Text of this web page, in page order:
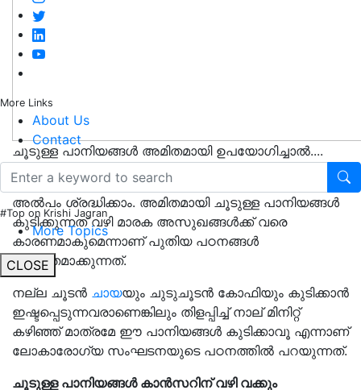
More Links
About Us
Contact
#Top on Krishi Jagran
More Topics
CLOSE
ചൂടുള്ള പാനിയങ്ങൾ അമിതമായി ഉപയോഗിച്ചാൽ....
എന്തും നല്ല ചൂടോടെ കഴിക്കാൻ ഇഷ്ടപ്പെടുന്നവർ ഇനി
അൽപം ശ്രദ്ധിക്കാം. അമിതമായി ചൂടുള്ള പാനിയങ്ങൾ
കുടിക്കുന്നത് വഴി മാരക അസുഖങ്ങൾക്ക് വരെ
കാരണമാകുമെന്നാണ് പുതിയ പഠനങ്ങൾ
വ്യക്തമാക്കുന്നത്.
നല്ല ചൂടൻ ചായയും ചുടുചൂടൻ കോഫിയും കുടിക്കാൻ
ഇഷ്ടപ്പെടുന്നവരാണെങ്കിലും തിളപ്പിച്ച് നാല് മിനിറ്റ്
കഴിഞ്ഞ് മാത്രമേ ഈ പാനിയങ്ങൾ കുടിക്കാവൂ എന്നാണ്
ലോകാരോഗ്യ സംഘടനയുടെ പഠനത്തിൽ പറയുന്നത്.
ചൂടുള്ള പാനിയങ്ങൾ കാൻസറിന് വഴി വക്കും